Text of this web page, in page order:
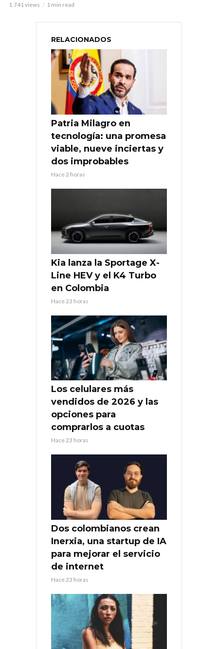
1.741 views 1 min read
RELACIONADOS
Patria Milagro en
tecnología: una promesa
viable, nueve inciertas y
dos improbables
Hace 2 horas
Kia lanza la Sportage X-
Line HEV y el K4 Turbo
en Colombia
Hace 23 horas
Los celulares más
vendidos de 2026 y las
opciones para
comprarlos a cuotas
Hace 23 horas
Dos colombianos crean
Inerxia, una startup de IA
para mejorar el servicio
de internet
Hace 23 horas